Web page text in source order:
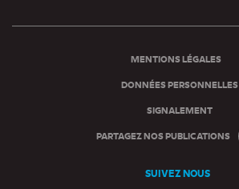
de
MENTIONS LÉGALES
DONNÉES PERSONNELLES
SIGNALEMENT
PARTAGEZ NOS PUBLICATIONS
SUIVEZ NOUS